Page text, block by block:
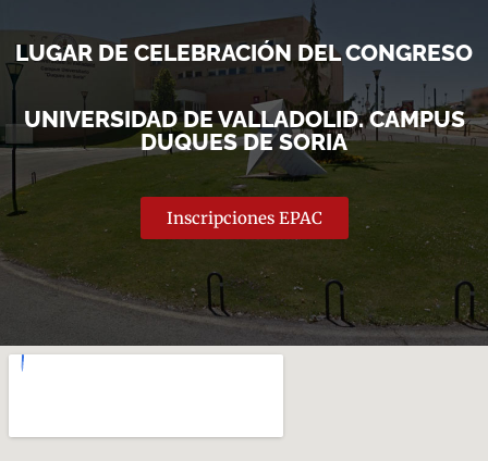
LUGAR DE CELEBRACIÓN DEL CONGRESO
UNIVERSIDAD DE VALLADOLID. CAMPUS
DUQUES DE SORIA
Inscripciones EPAC